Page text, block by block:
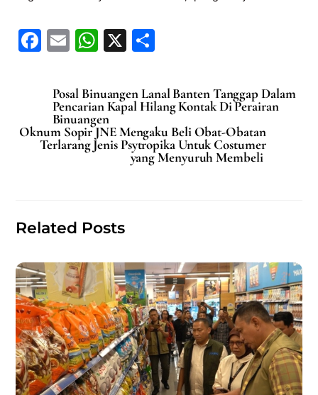
F
c
e
b
o
E
ai
l
W
at
s
A
p
X
ar
e
Posal Binuangen Lanal Banten Tanggap Dalam
Pencarian Kapal Hilang Kontak Di Perairan
Binuangen
Oknum Sopir JNE Mengaku Beli Obat-Obatan
Terlarang Jenis Psytropika Untuk Costumer
yang Menyuruh Membeli
Related Posts